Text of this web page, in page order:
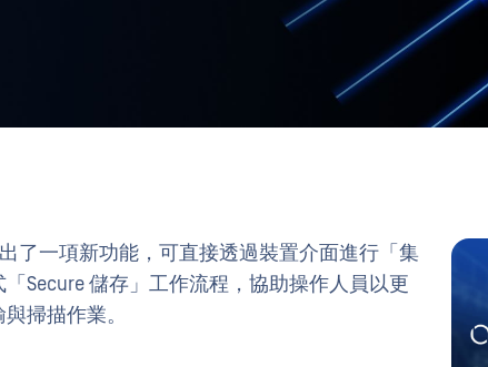
出了一項新功能，可直接透過裝置介面進行「集
Secure 儲存」工作流程，協助操作人員以更
掃描作業。